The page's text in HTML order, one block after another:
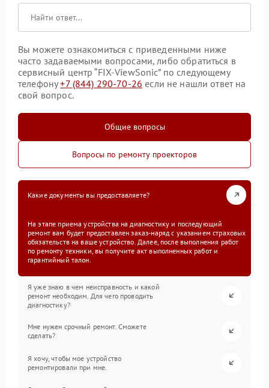
Вы можете ознакомиться с приведенными ниже
часто задаваемыми вопросами, либо обратиться в
сервисный центр “FIX-ViewSonic” по следующему
телефону+7 (844) 290-70-26 если не нашли ответ на
свой вопрос.
Общие вопросы
Вопросы по ремонту проекторов
Какие документы вы предоставляете?
На этапе приема устройства на диагностику и последующий
ремонт вам будет предоставлен заказ-наряд с указанием страховых
обязательств на ваше устройство. Далее, после выполнения работ
по ремонту техники, вы получите акт выполненных работ и
гарантийный талон.
Я уже знаю в чем неисправность и какой
ремонт необходим. Для чего проводить
диагностику?
Мне нужен срочный ремонт. Сможете
сделать?
Я хочу, чтобы мое устройство
ремонтировали при мне.